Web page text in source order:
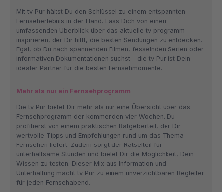
Mit tv Pur hältst Du den Schlüssel zu einem entspannten
Fernseherlebnis in der Hand. Lass Dich von einem
umfassenden Überblick über das aktuelle tv programm
inspirieren, der Dir hilft, die besten Sendungen zu entdecken.
Egal, ob Du nach spannenden Filmen, fesselnden Serien oder
informativen Dokumentationen suchst – die tv Pur ist Dein
idealer Partner für die besten Fernsehmomente.
Mehr als nur ein Fernsehprogramm
Die tv Pur bietet Dir mehr als nur eine Übersicht über das
Fernsehprogramm der kommenden vier Wochen. Du
profitierst von einem praktischen Ratgeberteil, der Dir
wertvolle Tipps und Empfehlungen rund um das Thema
Fernsehen liefert. Zudem sorgt der Rätselteil für
unterhaltsame Stunden und bietet Dir die Möglichkeit, Dein
Wissen zu testen. Dieser Mix aus Information und
Unterhaltung macht tv Pur zu einem unverzichtbaren Begleiter
für jeden Fernsehabend.